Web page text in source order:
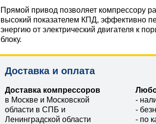
Прямой привод позволяет компрессору
высокий показателем КПД, эффективно
энергию от электрический двигателя к
блоку.
Доставка и оплата
Доставка компрессоров
в Москве и Московской
области в СПБ и
Ленинградской области
-
-
- по